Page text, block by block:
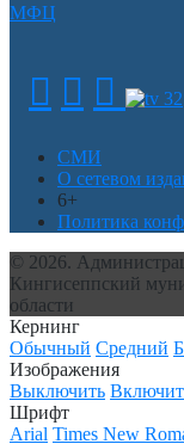
МФЦ
СМИ
О сетевом
6+
Политика
© 2026.
Кингисеппский
области
Кернинг
Обычный Средний
Изображения
Выключить
Шрифт
Arial Times New